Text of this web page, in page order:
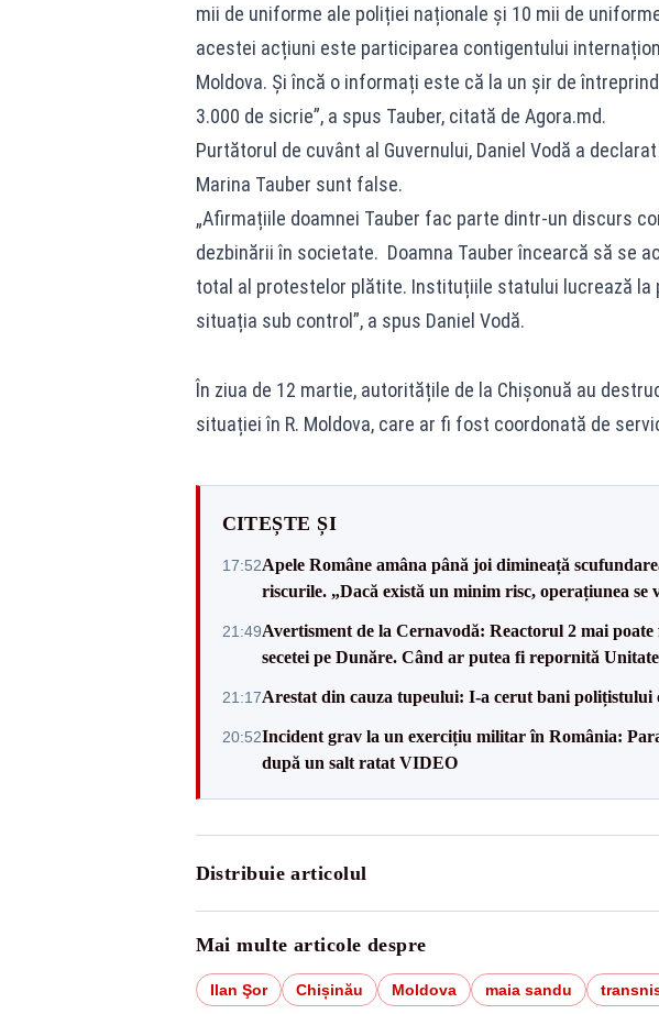
mii de uniforme ale poliției naționale și 10 mii de
acestei acțiuni este participarea contigentului
Moldova. Și încă o informați este că la un șir de
3.000 de sicrie”, a spus Tauber, citată de Agora.md.
Purtătorul de cuvânt al Guvernului, Daniel Vodă a
Marina Tauber sunt false.
„Afirmațiile doamnei Tauber fac parte dintr-un discurs
dezbinării în societate. Doamna Tauber încearcă să se
total al protestelor plătite. Instituțiile statului lucrează la
situația sub control”, a spus Daniel Vodă.
În ziua de 12 martie, autoritățile de la Chișonuă au
situației în R. Moldova, care ar fi fost coordonată de
CITEȘTE ȘI
17:52Apele Române amâna până joi dimineață
riscurile. „Dacă există un minim risc, operațiunea se
21:49Avertisment de la Cernavodă: Reactorul 2 mai
secetei pe Dunăre. Când ar putea fi repornită
21:17Arestat din cauza tupeului: I-a cerut bani polițistului
20:52Incident grav la un exercițiu militar în România:
după un salt ratat VIDEO
Distribuie articolul
Mai multe articole despre
Ilan Şor Chișinău Moldova maia sandu